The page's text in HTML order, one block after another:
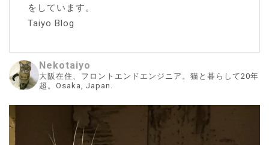
をしています。
Taiyo Blog
Nekotaiyo
大阪在住、フロントエンドエンジニア。猫と暮らして20年
超。Osaka, Japan.